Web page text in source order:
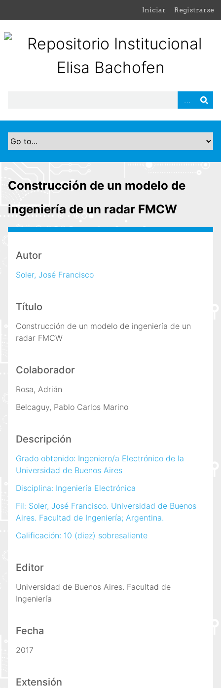
n
Iniciar Registrarse
Construcción de un modelo de
ingeniería de un radar FMCW
Autor
Soler, José Francisco
Título
Construcción de un modelo de ingeniería de un
radar FMCW
Colaborador
Rosa, Adrián
Belcaguy, Pablo Carlos Marino
Descripción
Grado obtenido: Ingeniero/a Electrónico de la
Universidad de Buenos Aires
Disciplina: Ingeniería Electrónica
Fil: Soler, José Francisco. Universidad de Buenos
Aires. Facultad de Ingeniería; Argentina.
Calificación: 10 (diez) sobresaliente
Editor
Universidad de Buenos Aires. Facultad de
Ingeniería
Fecha
2017
Extensión